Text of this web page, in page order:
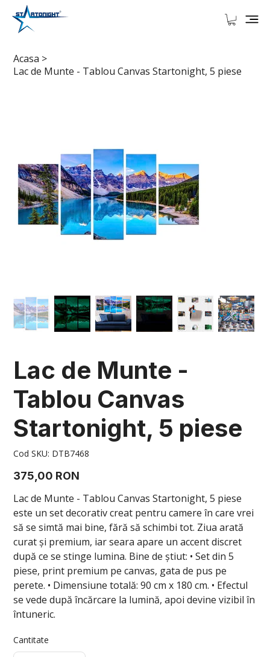
Acasa >
Lac de Munte - Tablou Canvas Startonight, 5 piese
Lac de Munte -
Tablou Canvas
Startonight, 5 piese
Cod SKU: Cod
SKU
DTB7468
Preț
375,00 RON
Lac de Munte - Tablou Canvas Startonight, 5 piese
este un set decorativ creat pentru camere în care vrei
să se simtă mai bine, fără să schimbi tot. Ziua arată
curat și premium, iar seara apare un accent discret
după ce se stinge lumina. Bine de știut: • Set din 5
piese, print premium pe canvas, gata de pus pe
perete. • Dimensiune totală: 90 cm x 180 cm. • Efectul
se vede după încărcare la lumină, apoi devine vizibil în
întuneric.
Cantitate